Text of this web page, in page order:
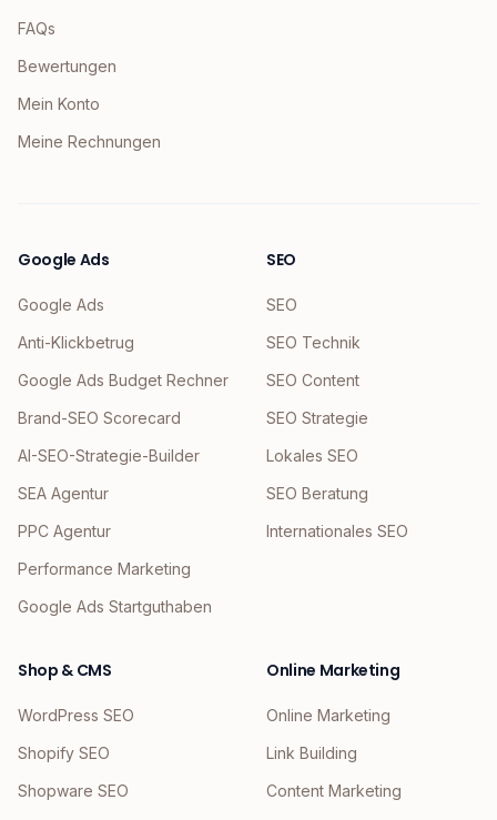
FAQs
Bewertungen
Mein Konto
Meine Rechnungen
Google Ads
Google Ads
Anti-Klickbetrug
Google Ads Budget Rechner
Brand-SEO Scorecard
AI-SEO-Strategie-Builder
SEA Agentur
PPC Agentur
Performance Marketing
Google Ads Startguthaben
SEO
SEO
SEO Technik
SEO Content
SEO Strategie
Lokales SEO
SEO Beratung
Internationales SEO
Shop & CMS
WordPress SEO
Shopify SEO
Shopware SEO
Online Marketing
Online Marketing
Link Building
Content Marketing